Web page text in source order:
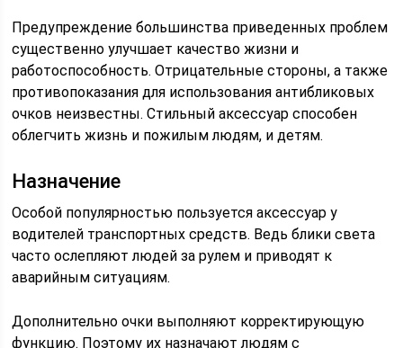
Предупреждение большинства приведенных проблем
существенно улучшает качество жизни и
работоспособность. Отрицательные стороны, а также
противопоказания для использования антибликовых
очков неизвестны. Стильный аксессуар способен
облегчить жизнь и пожилым людям, и детям.
Назначение
Особой популярностью пользуется аксессуар у
водителей транспортных средств. Ведь блики света
часто ослепляют людей за рулем и приводят к
аварийным ситуациям.
Дополнительно очки выполняют корректирующую
функцию. Поэтому их назначают людям с